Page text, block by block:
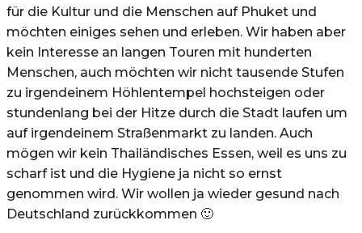
für die Kultur und die Menschen auf Phuket und
möchten einiges sehen und erleben. Wir haben aber
kein Interesse an langen Touren mit hunderten
Menschen, auch möchten wir nicht tausende Stufen
zu irgendeinem Höhlentempel hochsteigen oder
stundenlang bei der Hitze durch die Stadt laufen um
auf irgendeinem Straßenmarkt zu landen. Auch
mögen wir kein Thailändisches Essen, weil es uns zu
scharf ist und die Hygiene ja nicht so ernst
genommen wird. Wir wollen ja wieder gesund nach
Deutschland zurückkommen 🙂